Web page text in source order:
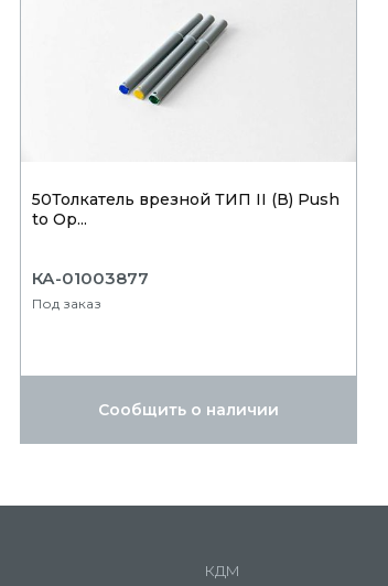
50Толкатель врезной ТИП II (В) Push
to Op...
КА-01003877
Под заказ
Сообщить о наличии
КДМ